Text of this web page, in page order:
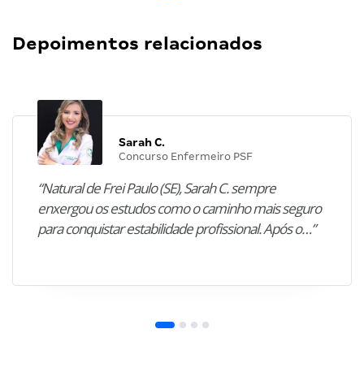
Depoimentos relacionados
Sarah C.
Concurso Enfermeiro PSF
“Natural de Frei Paulo (SE), Sarah C. sempre
enxergou os estudos como o caminho mais seguro
para conquistar estabilidade profissional. Após o…”